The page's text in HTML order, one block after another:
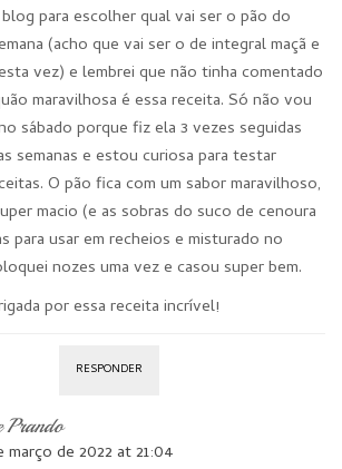
para escolher qual vai ser o pão do
(acho que vai ser o de integral maçã e
vez) e lembrei que não tinha comentado
maravilhosa é essa receita. Só não vou
sábado porque fiz ela 3 vezes seguidas
semanas e estou curiosa para testar
O pão fica com um sabor maravilhoso,
macio (e as sobras do suco de cenoura
para usar em recheios e misturado no
nozes uma vez e casou super bem.
por essa receita incrível!
RESPONDER
Prando
março de 2022 at 21:04